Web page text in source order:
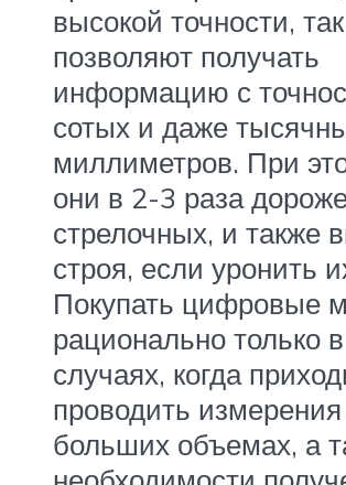
высокой точности,
позволяют получать
информацию с
сотых и даже
миллиметров. При
они в 2-3 раза
стрелочных, и также
строя, если уронить
Покупать цифровые
рационально только
случаях, когда
проводить
больших объемах, а